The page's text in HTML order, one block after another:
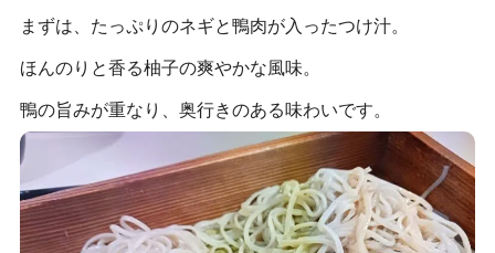
まずは、たっぷりのネギと鴨肉が入ったつけ汁。
ほんのりと香る柚子の爽やかな風味。
鴨の旨みが重なり、奥行きのある味わいです。